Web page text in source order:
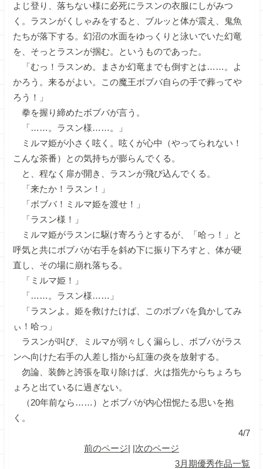
よじ登り、落ちない様に必死にラスンの衣服にしがみつ
く。ラスンがくしゃみをすると、ブルッと体が震え、鬼魚
たちが落下する。幻沼の水面をゆっくりと泳いでいた幻竜
を、そっとラスンが掴む。というものであった。
「むっ！ラスンめ。まさか幻竜までも倒すとは……。よ
かろう。来るがよい。この魔王ボブバ自らの手で葬ってや
ろう！」
拳を握り締めたボブバが言う。
「……。ラスン様……。」
ミルマ姫が小さく呟く。呟くが心中（やってられない！
こんな茶番）との気持ちが膨らんでくる。
と、程なく扉が開き、ラスンが飛び込んでくる。
「来たか！ラスン！」
「ボブバ！ミルマ姫を渡せ！」
「ラスン様！」
ミルマ姫がラスンに駆け寄ろうとするが、「哈っ！」と
呼気と共にボブバが右手を斜め下に振り下ろすと、体が硬
直し、その場に崩れ落ちる。
「ミルマ姫！」
「……。ラスン様……」
「ラスンよ。姫を救けたけば、このボブバを負かしてみ
ぃ！哈っ」
ラスンが叫び、ミルマが弱々しく漏らし、ボブバがラス
ンへ向けた右手の人差し指から紅蓮の炎を放射する。
勿論、装飾と誇張を取り除けば、火は指先からちょろち
ょろと出ているに過ぎない。
（20年前なら……）とボブバが内心忸怩たる思いを抱
く。
4/7
前のページ| |次のページ
3月期優秀作品一覧